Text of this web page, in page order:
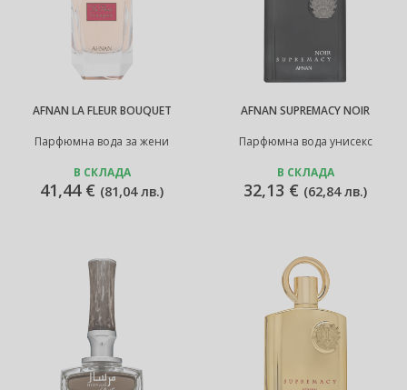
AFNAN LA FLEUR BOUQUET
Парфюмна вода за жени
В СКЛАДА
41,44 € (81,04 лв.)
AFNAN SUPREMACY NOIR
Парфюмна вода унисекс
В СКЛАДА
32,13 € (62,84 лв.)